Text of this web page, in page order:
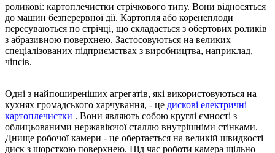
роликові: картоплечистки стрічкового типу. Вони відносяться
до машин безперервної дії. Картопля або коренеплоди
пересуваються по стрічці, що складається з обертових роликів
з абразивною поверхнею. Застосовуються на великих
спеціалізованих підприємствах з виробництва, наприклад,
чіпсів.
Одні з найпоширеніших агрегатів, які використовуються на
кухнях громадського харчування, - це дискові електричні
картоплечистки . Вони являють собою круглі ємності з
облицьованими нержавіючої сталлю внутрішніми стінками.
Днище робочої камери - це обертається на великій швидкості
диск з шорсткою поверхнею. Під час роботи камера щільно